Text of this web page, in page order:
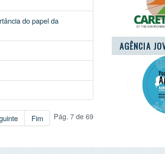
o uso dos mesmo sob o RGPD. Sim.